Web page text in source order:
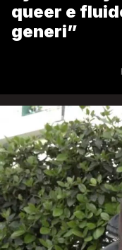
queer e
generi”